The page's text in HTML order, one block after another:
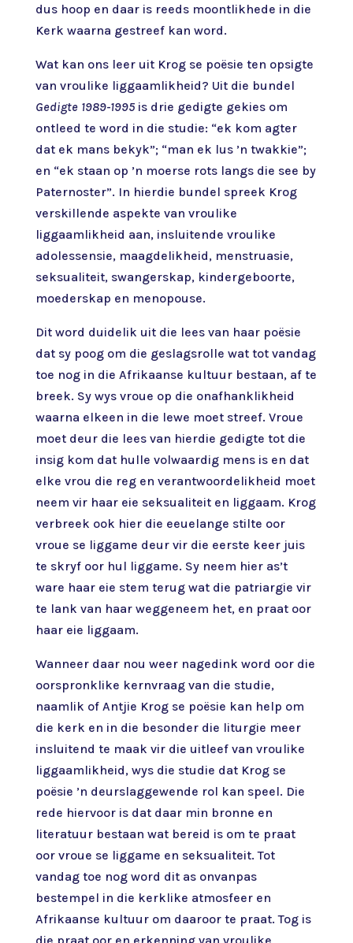
dus hoop en daar is reeds moontlikhede in die
Kerk waarna gestreef kan word.
Wat kan ons leer uit Krog se poësie ten opsigte
van vroulike liggaamlikheid? Uit die bundel
Gedigte 1989-1995 is drie gedigte gekies om
ontleed te word in die studie: “ek kom agter
dat ek mans bekyk”; “man ek lus ’n twakkie”;
en “ek staan op ’n moerse rots langs die see by
Paternoster”. In hierdie bundel spreek Krog
verskillende aspekte van vroulike
liggaamlikheid aan, insluitende vroulike
adolessensie, maagdelikheid, menstruasie,
seksualiteit, swangerskap, kindergeboorte,
moederskap en menopouse.
Dit word duidelik uit die lees van haar poësie
dat sy poog om die geslagsrolle wat tot vandag
toe nog in die Afrikaanse kultuur bestaan, af te
breek. Sy wys vroue op die onafhanklikheid
waarna elkeen in die lewe moet streef. Vroue
moet deur die lees van hierdie gedigte tot die
insig kom dat hulle volwaardig mens is en dat
elke vrou die reg en verantwoordelikheid moet
neem vir haar eie seksualiteit en liggaam. Krog
verbreek ook hier die eeuelange stilte oor
vroue se liggame deur vir die eerste keer juis
te skryf oor hul liggame. Sy neem hier as’t
ware haar eie stem terug wat die patriargie vir
te lank van haar weggeneem het, en praat oor
haar eie liggaam.
Wanneer daar nou weer nagedink word oor die
oorspronklike kernvraag van die studie,
naamlik of Antjie Krog se poësie kan help om
die kerk en in die besonder die liturgie meer
insluitend te maak vir die uitleef van vroulike
liggaamlikheid, wys die studie dat Krog se
poësie ’n deurslaggewende rol kan speel. Die
rede hiervoor is dat daar min bronne en
literatuur bestaan wat bereid is om te praat
oor vroue se liggame en seksualiteit. Tot
vandag toe nog word dit as onvanpas
bestempel in die kerklike atmosfeer en
Afrikaanse kultuur om daaroor te praat. Tog is